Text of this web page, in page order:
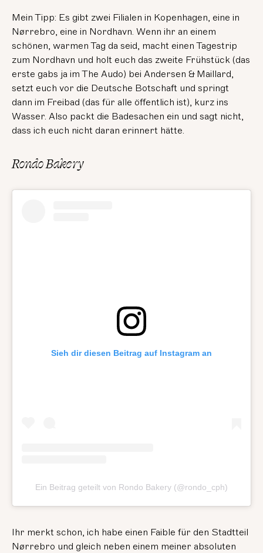
Mein Tipp: Es gibt zwei Filialen in Kopenhagen, eine in
Nørrebro, eine in Nordhavn. Wenn ihr an einem
schönen, warmen Tag da seid, macht einen Tagestrip
zum Nordhavn und holt euch das zweite Frühstück (das
erste gabs ja im The Audo) bei Andersen & Maillard,
setzt euch vor die Deutsche Botschaft und springt
dann im Freibad (das für alle öffentlich ist), kurz ins
Wasser. Also packt die Badesachen ein und sagt nicht,
dass ich euch nicht daran erinnert hätte.
Rondo Bakery
Sieh dir diesen Beitrag auf Instagram an
Ein Beitrag geteilt von Rondo Bakery (@rondo_cph)
Ihr merkt schon, ich habe einen Faible für den Stadtteil
Nørrebro und gleich neben einem meiner absoluten